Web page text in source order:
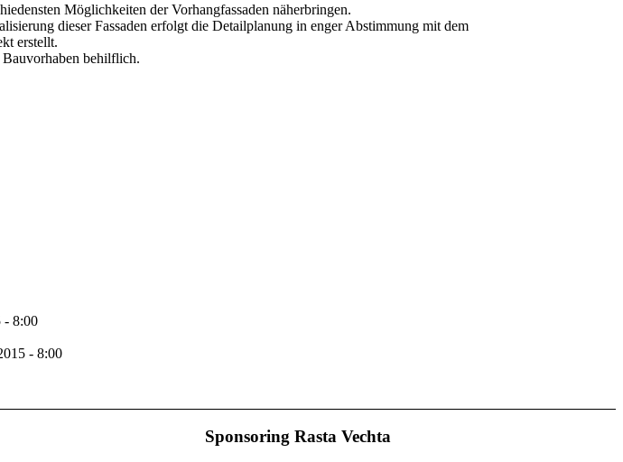
Möglichkeiten der Vorhangfassaden näherbringen.
dieser Fassaden erfolgt die Detailplanung in enger Abstimmung mit dem
erstellt.
behilflich.
- 8:00
- 8:00
Sponsoring Rasta Vechta